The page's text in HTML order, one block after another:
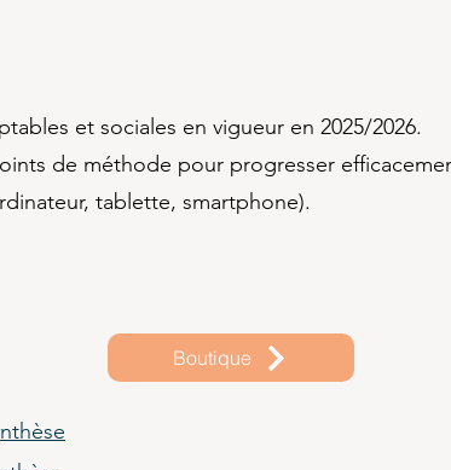
et sociales en vigueur en 2025/2026.
de méthode pour progresser
tablette, smartphone).
Boutique